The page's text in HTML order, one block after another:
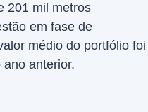
201 mil metros
em fase de
médio do portfólio foi
anterior.